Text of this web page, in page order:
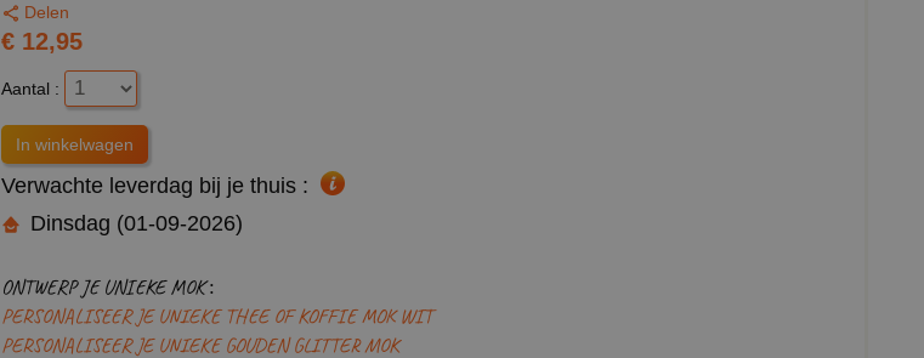
Delen
€ 12,95
Aantal :
Verwachte leverdag bij je thuis :
Dinsdag (01-09-2026)
ONTWERP JE UNIEKE MOK :
PERSONALISEER JE UNIEKE THEE OF KOFFIE MOK WIT
PERSONALISEER JE UNIEKE GOUDEN GLITTER MOK